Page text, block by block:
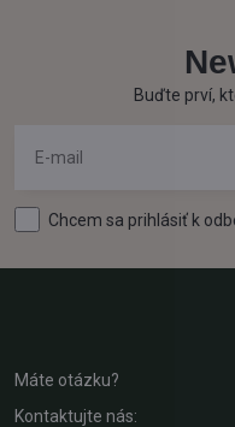
Buďte prví,
Chcem sa prihlásiť k
Máte otázku?
Kontaktujte nás: